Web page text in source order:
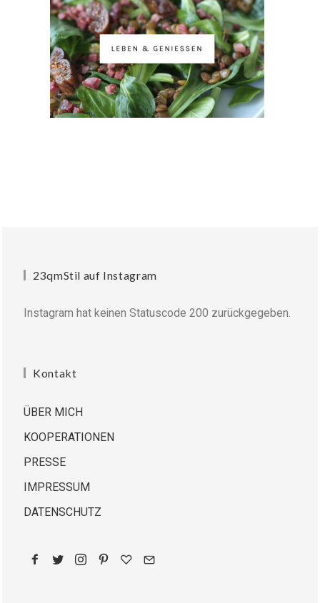
23qmStil auf Instagram
Instagram hat keinen Statuscode 200 zurückgegeben.
Kontakt
ÜBER MICH
KOOPERATIONEN
PRESSE
IMPRESSUM
DATENSCHUTZ